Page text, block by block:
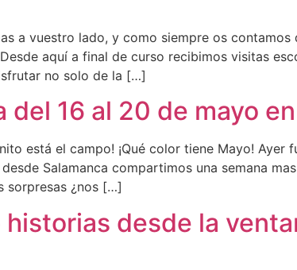
a vuestro lado, y como siempre os
aquí a final de curso recibimos visitas
no solo de la […]
del 16 al 20 de mayo
está el campo! ¡Qué color tiene Mayo!
Salamanca compartimos una semana
sorpresas ¿nos […]
desde la